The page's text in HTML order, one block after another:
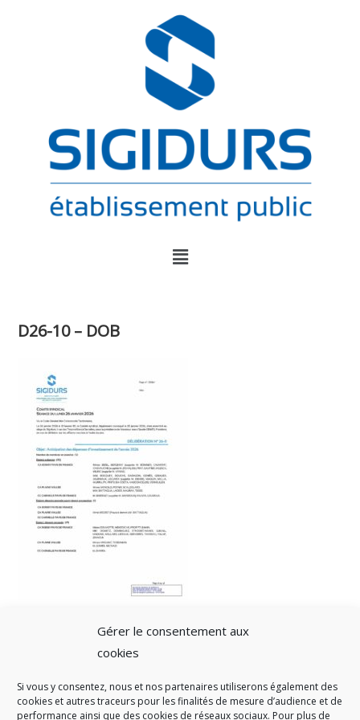
Gérer le consentement aux
cookies
Si vous y consentez, nous et nos partenaires utiliserons également des
cookies et autres traceurs pour les finalités de mesure d’audience et de
performance ainsi que des cookies de réseaux sociaux. Pour plus de
D26-10 – DOB
A SAVOIR